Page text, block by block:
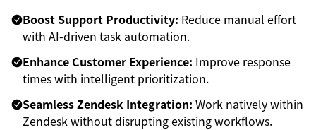
Boost Support Productivity: Reduce manual effort
with AI-driven task automation.
Enhance Customer Experience: Improve response
times with intelligent prioritization.
Seamless Zendesk Integration: Work natively within
Zendesk without disrupting existing workflows.